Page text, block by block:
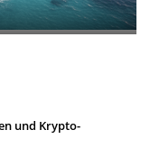
und Krypto-